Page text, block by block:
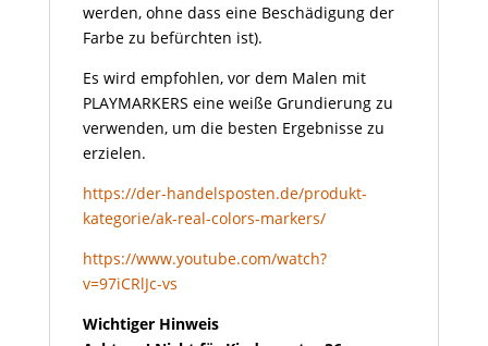
werden, ohne dass eine Beschädigung der
Farbe zu befürchten ist).
Es wird empfohlen, vor dem Malen mit
PLAYMARKERS eine weiße Grundierung zu
verwenden, um die besten Ergebnisse zu
erzielen.
https://der-handelsposten.de/produkt-
kategorie/ak-real-colors-markers/
https://www.youtube.com/watch?
v=97iCRlJc-vs
Wichtiger Hinweis